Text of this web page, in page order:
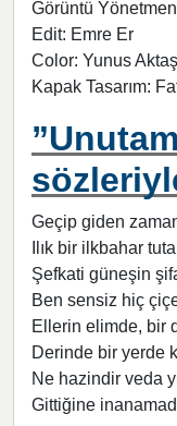
Görüntü
Edit: Emre Er
Color: Yunus Aktaş
Kapak Tasarım:
Geçip giden
Ilık bir ilkbahar
Şefkati güneşin
Ben sensiz hiç
Ellerin elimde, bir
Derinde bir yerde
Ne hazindir veda
Gittiğine